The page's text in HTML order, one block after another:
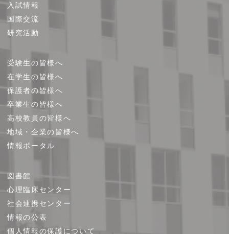
プ 入試情報
国際交流
研究活動
受験生の皆様へ
在学生の皆様へ
保護者の皆様へ
卒業生の皆様へ
高校教員の皆様へ
地域・企業の皆様へ
情報ポータル
図書館
心理臨床センター
社会連携センター
情報の公表
個人情報の保護について